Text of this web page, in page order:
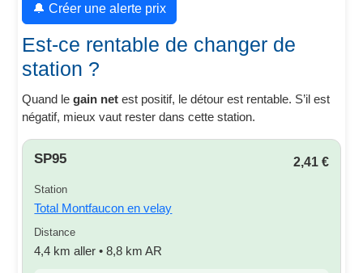
🔔 Créer une alerte prix
Est-ce rentable de changer de
station ?
Quand legain net est positif, le détour est rentable. S’il est
négatif, mieux vaut rester dans cette station.
SP95 2,41 €
Station
Total Montfaucon en velay
Distance
4,4 km aller • 8,8 km AR